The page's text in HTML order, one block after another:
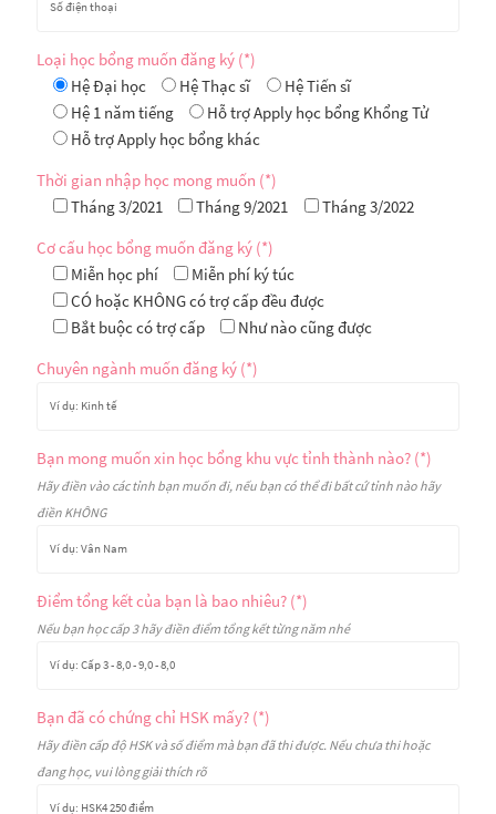
Loại học bổng muốn đăng ký (*)
Hệ Đại học
Hệ Thạc sĩ
Hệ Tiến sĩ
Hệ 1 năm tiếng
Hỗ trợ Apply học bổng Khổng Tử
Hỗ trợ Apply học bổng khác
Thời gian nhập học mong muốn (*)
Tháng 3/2021
Tháng 9/2021 Tháng 3/2022
Cơ cấu học bổng muốn đăng ký (*)
Miễn học phí
Miễn phí ký túc
CÓ hoặc KHÔNG có trợ cấp đều được
Bắt buộc có trợ cấp
Như nào cũng được
Chuyên ngành muốn đăng ký (*)
Bạn mong muốn xin học bổng khu vực tỉnh thành nào? (*)
Hãy điền vào các tỉnh bạn muốn đi, nếu bạn có thể đi bất cứ tỉnh nào hãy
điền KHÔNG
Điểm tổng kết của bạn là bao nhiêu? (*)
Nếu bạn học cấp 3 hãy điền điểm tổng kết từng năm nhé
Bạn đã có chứng chỉ HSK mấy? (*)
Hãy điền cấp độ HSK và số điểm mà bạn đã thi được. Nếu chưa thi hoặc
đang học, vui lòng giải thích rõ